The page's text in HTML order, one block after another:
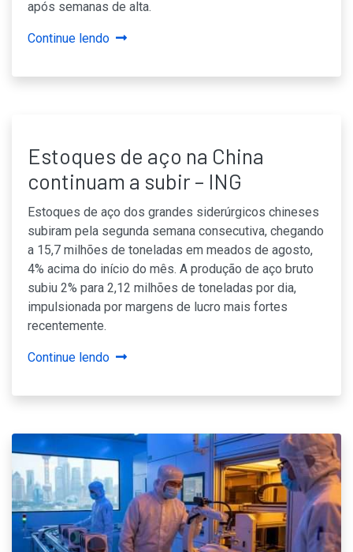
após semanas de alta.
Continue lendo
Estoques de aço na China
continuam a subir – ING
Estoques de aço dos grandes siderúrgicos chineses
subiram pela segunda semana consecutiva, chegando
a 15,7 milhões de toneladas em meados de agosto,
4% acima do início do mês. A produção de aço bruto
subiu 2% para 2,12 milhões de toneladas por dia,
impulsionada por margens de lucro mais fortes
recentemente.
Continue lendo